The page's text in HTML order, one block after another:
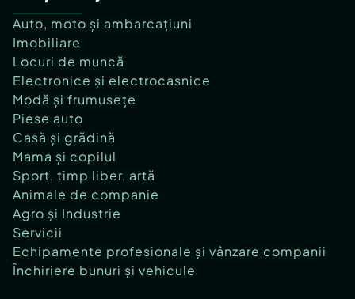
Auto, moto și ambarcațiuni
Imobiliare
Locuri de muncă
Electronice și electrocasnice
Modă și frumusețe
Piese auto
Casă și grădină
Mama și copilul
Sport, timp liber, artă
Animale de companie
Agro și Industrie
Servicii
Echipamente profesionale și vânzare companii
Închiriere bunuri și vehicule